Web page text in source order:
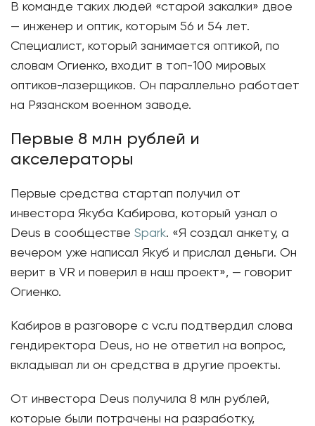
В команде таких людей «старой закалки» двое
— инженер и оптик, которым 56 и 54 лет.
Специалист, который занимается оптикой, по
словам Огиенко, входит в топ-100 мировых
оптиков-лазерщиков. Он параллельно работает
на Рязанском военном заводе.
Первые 8 млн рублей и
акселераторы
Первые средства стартап получил от
инвестора Якуба Кабирова, который узнал о
Deus в сообществе Spark. «Я создал анкету, а
вечером уже написал Якуб и прислал деньги. Он
верит в VR и поверил в наш проект», — говорит
Огиенко.
Кабиров в разговоре с vc.ru подтвердил слова
гендиректора Deus, но не ответил на вопрос,
вкладывал ли он средства в другие проекты.
От инвестора Deus получила 8 млн рублей,
которые были потрачены на разработку,